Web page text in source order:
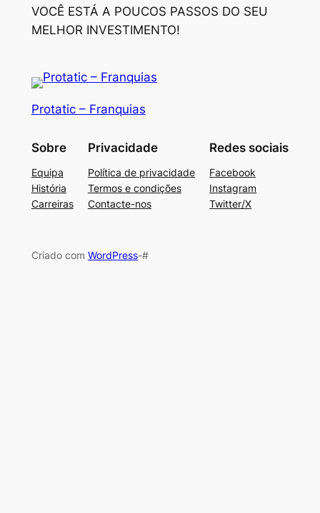
VOCÊ ESTÁ A POUCOS PASSOS DO SEU
MELHOR INVESTIMENTO!
Protatic – Franquias
Sobre
Equipa
História
Carreiras
Privacidade
Política de privacidade
Termos e condições
Contacte-nos
Redes sociais
Facebook
Instagram
Twitter/X
Criado com WordPress-#